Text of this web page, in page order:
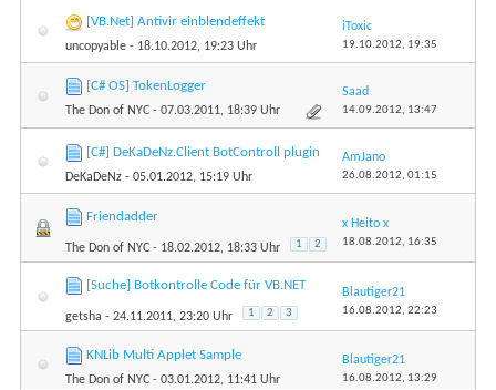
[VB.Net] Antivir einblendeffekt
uncopyable - 18.10.2012, 19:23 Uhr
iToxic
19.10.2012, 19:35
[C# OS] TokenLogger
The Don of NYC - 07.03.2011, 18:39 Uhr
Saad
14.09.2012, 13:47
[C#] DeKaDeNz.Client BotControll plugin
DeKaDeNz - 05.01.2012, 15:19 Uhr
AmJano
26.08.2012, 01:15
Friendadder
The Don of NYC - 18.02.2012, 18:33 Uhr 1 2
x Heito x
18.08.2012, 16:35
[Suche] Botkontrolle Code für VB.NET
getsha - 24.11.2011, 23:20 Uhr 1 2 3
Blautiger21
16.08.2012, 22:23
KNLib Multi Applet Sample
The Don of NYC - 03.01.2012, 11:41 Uhr
Blautiger21
16.08.2012, 13:29